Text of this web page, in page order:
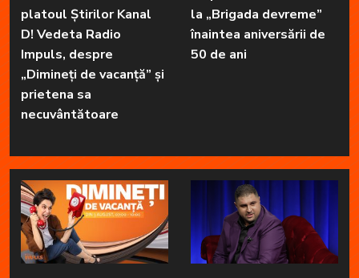
platoul Știrilor Kanal
D! Vedeta Radio
Impuls, despre
„Dimineți de vacanță” și
prietena sa
necuvântătoare
la „Brigada devreme”
înaintea aniversării de
50 de ani